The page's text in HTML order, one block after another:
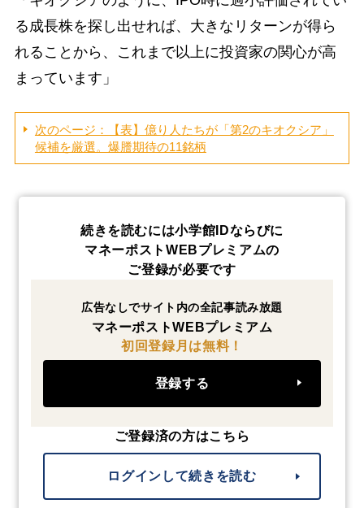
る成長株を探し出せれば、大きなリターンが得ら
れることから、これまで以上に投資家の関心が高
まっています」
次のページ：【表】億り人たちが「第2のキオクシア」
候補を厳選。爆謄期待の11銘柄
続きを読むには小学館IDならびに
マネーポストWEBプレミアムの
ご登録が必要です
広告なしでサイト内の全記事読み放題
マネーポストWEBプレミアム
初回登録月は無料！
登録する
ご登録済の方はこちら
ログインして続きを読む